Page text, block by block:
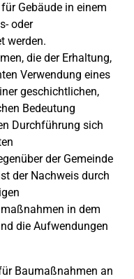
Gebäude in einem
oder
werden.
die der Erhaltung,
Verwendung eines
geschichtlichen,
Bedeutung
Durchführung sich
der Gemeinde
der Nachweis durch
in dem
die Aufwendungen
Baumaßnahmen an